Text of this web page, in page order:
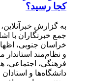
کجا رسید؟
به گزارش
جمع خبرنگاران با
خراسان جنوبی،
و نظام‌مند استاندار
فرهنگی، اجتماعی،
دانشگاه‌ها و